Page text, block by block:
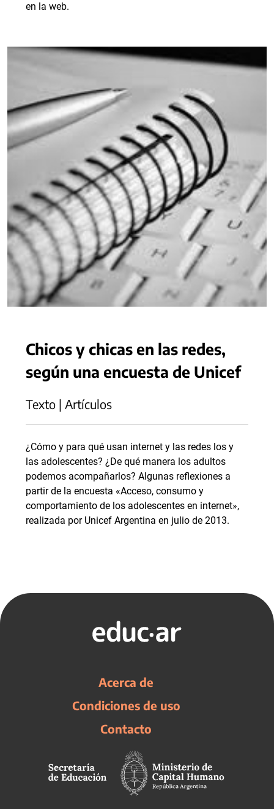
en la web.
Chicos y chicas en las redes,
según una encuesta de Unicef
Texto | Artículos
¿Cómo y para qué usan internet y las redes los y
las adolescentes? ¿De qué manera los adultos
podemos acompañarlos? Algunas reflexiones a
partir de la encuesta «Acceso, consumo y
comportamiento de los adolescentes en internet»,
realizada por Unicef Argentina en julio de 2013.
Acerca de
Condiciones de uso
Contacto